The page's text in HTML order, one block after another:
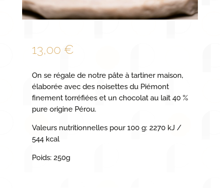
13,00 €
On se régale de notre pâte à tartiner maison,
élaborée avec des noisettes du Piémont
finement torréfiées et un chocolat au lait 40 %
pure origine Pérou.
Valeurs nutritionnelles pour 100 g: 2270 kJ /
544 kcal
Poids: 250g